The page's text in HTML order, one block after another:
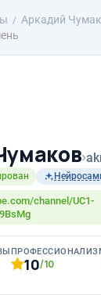
Аркадий
›
channel/UC1-
10/10